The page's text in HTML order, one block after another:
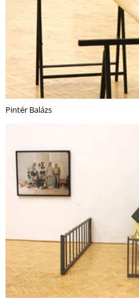
Pintér Balázs